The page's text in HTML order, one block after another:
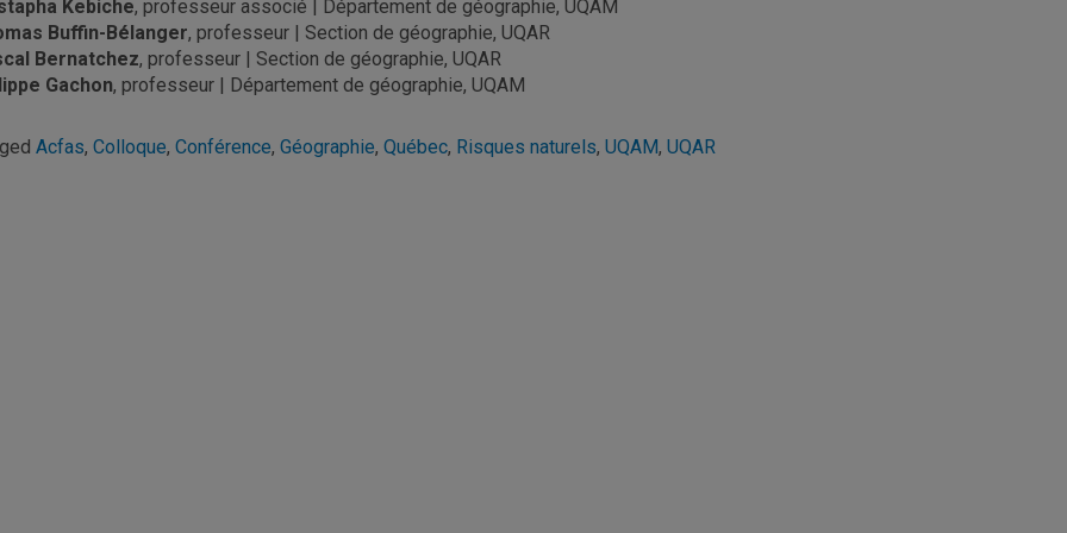
Kebiche, professeur associé | Département de géographie, UQAM
Buffin-Bélanger, professeur | Section de géographie, UQAR
Bernatchez, professeur | Section de géographie, UQAR
Gachon, professeur | Département de géographie, UQAM
Acfas, Colloque, Conférence, Géographie, Québec, Risques naturels, UQAM, UQAR